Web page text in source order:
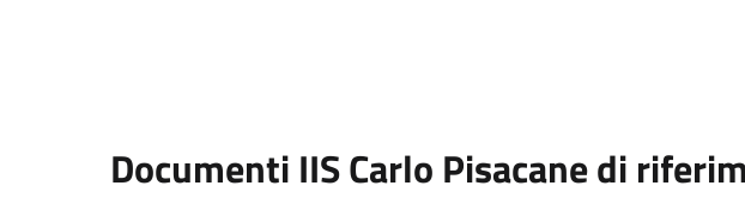
Documenti IIS Carlo Pisacane di